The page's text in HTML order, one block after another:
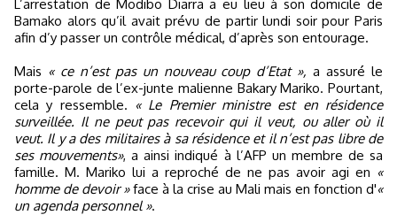
L’arrestation de Modibo Diarra a eu lieu à son domicile de
Bamako alors qu’il avait prévu de partir lundi soir pour Paris
afin d’y passer un contrôle médical, d’après son entourage.
Mais « ce n’est pas un nouveau coup d’Etat », a assuré le
porte-parole de l’ex-junte malienne Bakary Mariko. Pourtant,
cela y ressemble. « Le Premier ministre est en résidence
surveillée. Il ne peut pas recevoir qui il veut, ou aller où il
veut. Il y a des militaires à sa résidence et il n’est pas libre de
ses mouvements», a ainsi indiqué à l’AFP un membre de sa
famille. M. Mariko lui a reproché de ne pas avoir agi en «
homme de devoir »face à la crise au Mali mais en fonction d'«
un agenda personnel ».